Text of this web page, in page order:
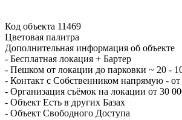
Код объекта 11469
Цветовая палитра
Дополнительная информация об объекте
- Бесплатная локация + Бартер
- Пешком от локации до парковки ~ 20 -
- Контакт с Собственником напрямую - от
- Организация съёмок на локации от 30
- Объект Есть в других Базах
- Объект Свободного Доступа